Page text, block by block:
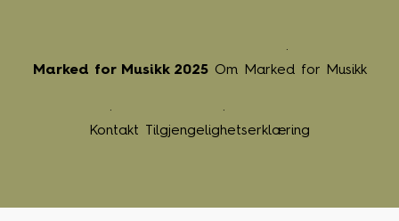
Marked for Musikk 2025 Om Marked for Musikk
Kontakt Tilgjengelighetserklæring